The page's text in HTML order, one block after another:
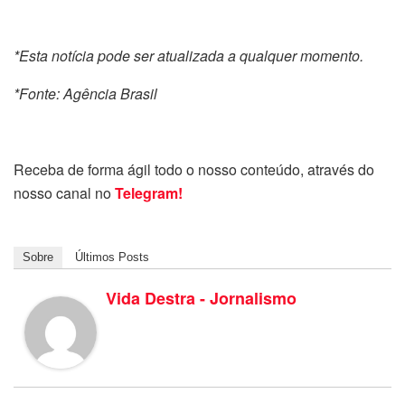
*Esta notícia pode ser atualizada a qualquer momento.
*Fonte: Agência Brasil
Receba de forma ágil todo o nosso conteúdo, através do
nosso canal noTelegram!
Sobre Últimos Posts
Vida Destra - Jornalismo